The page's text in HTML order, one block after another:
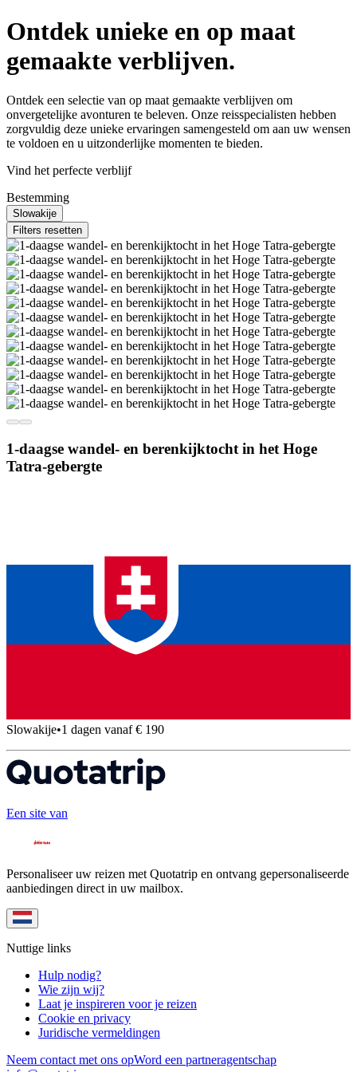
Ontdek unieke en op maat
gemaakte verblijven.
Ontdek een selectie van op maat gemaakte verblijven om
onvergetelijke avonturen te beleven. Onze reisspecialisten hebben
zorgvuldig deze unieke ervaringen samengesteld om aan uw wensen
te voldoen en u uitzonderlijke momenten te bieden.
Vind het perfecte verblijf
Bestemming
Slowakije
Filters resetten
1-daagse wandel- en berenkijktocht in het Hoge
Tatra-gebergte
Slowakije•1 dagen vanaf € 190
Een site van
Personaliseer uw reizen met Quotatrip en ontvang gepersonaliseerde
aanbiedingen direct in uw mailbox.
Nuttige links
Hulp nodig?
Wie zijn wij?
Laat je inspireren voor je reizen
Cookie en privacy
Juridische vermeldingen
Neem contact met ons opWord een partneragentschap